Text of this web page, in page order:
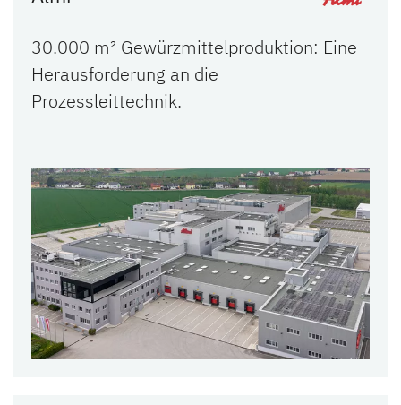
30.000 m² Gewürzmittelproduktion: Eine
Herausforderung an die
Prozessleittechnik.